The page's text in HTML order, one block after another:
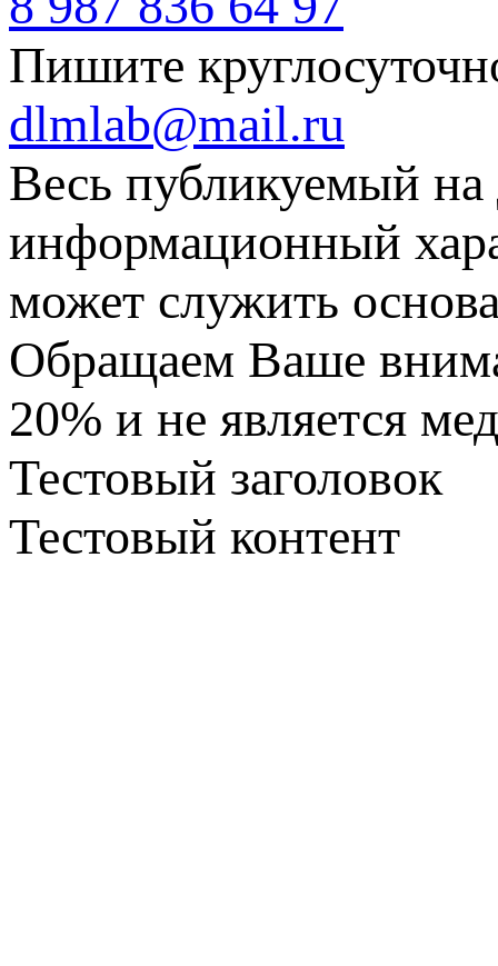
Пишите
dlmlab@mail.ru
Весь публикуемый на
информационный
может служить
Обращаем Ваше
20% и не является
Тестовый заголовок
Тестовый контент